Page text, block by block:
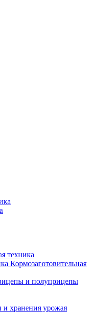
техника
Кормозаготовительная
и полуприцепы